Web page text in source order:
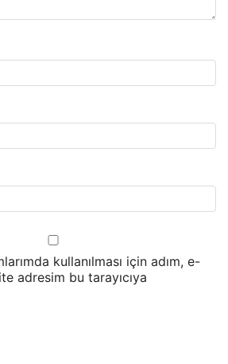
kullanılması için adım, e-
adresim bu tarayıcıya